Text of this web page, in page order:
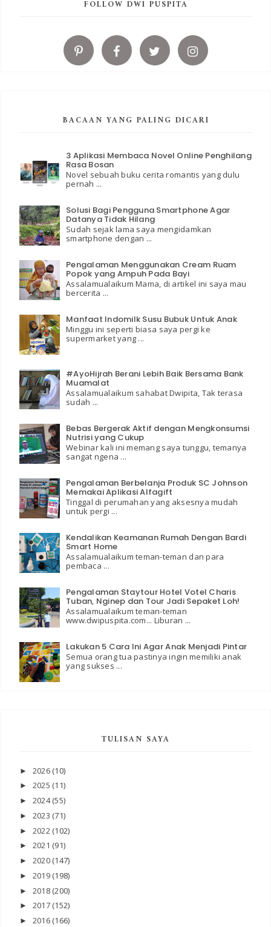
FOLLOW DWI PUSPITA
BACAAN YANG PALING DICARI
3 Aplikasi Membaca Novel Online Penghilang
Rasa Bosan
Novel sebuah buku cerita romantis yang dulu
pernah ...
Solusi Bagi Pengguna Smartphone Agar
Datanya Tidak Hilang
Sudah sejak lama saya mengidamkan
smartphone dengan ...
Pengalaman Menggunakan Cream Ruam
Popok yang Ampuh Pada Bayi
Assalamualaikum Mama, di artikel ini saya mau
bercerita ...
Manfaat Indomilk Susu Bubuk Untuk Anak
Minggu ini seperti biasa saya pergi ke
supermarket yang ...
#AyoHijrah Berani Lebih Baik Bersama Bank
Muamalat
Assalamualaikum sahabat Dwipita, Tak terasa
sudah ...
Bebas Bergerak Aktif dengan Mengkonsumsi
Nutrisi yang Cukup
Webinar kali ini memang saya tunggu, temanya
sangat ngena ...
Pengalaman Berbelanja Produk SC Johnson
Memakai Aplikasi Alfagift
Tinggal di perumahan yang aksesnya mudah
untuk pergi ...
Kendalikan Keamanan Rumah Dengan Bardi
Smart Home
Assalamualaikum teman-teman dan para
pembaca ...
Pengalaman Staytour Hotel Votel Charis
Tuban, Nginep dan Tour Jadi Sepaket Loh!
Assalamualaikum teman-teman
www.dwipuspita.com... Liburan ...
Lakukan 5 Cara Ini Agar Anak Menjadi Pintar
Semua orang tua pastinya ingin memiliki anak
yang sukses ...
TULISAN SAYA
► 2026 (10)
► 2025 (11)
► 2024(55)
► 2023 (71)
► 2022 (102)
► 2021 (91)
► 2020 (147)
► 2019 (198)
► 2018 (200)
► 2017 (152)
► 2016 (166)